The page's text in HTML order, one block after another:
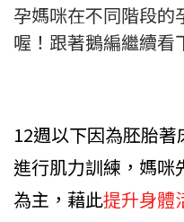
孕媽咪在不同階段的
喔！跟著鵝編繼續看
12週以下因為胚胎
進行肌力訓練，媽咪
為主 ，藉此提升身體